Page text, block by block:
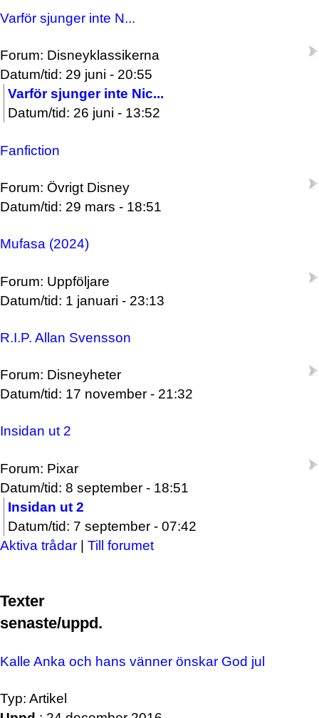
Varför sjunger inte N...
Forum: Disneyklassikerna
Datum/tid: 29 juni - 20:55
Varför sjunger inte Nic...
Datum/tid: 26 juni - 13:52
Fanfiction
Forum: Övrigt Disney
Datum/tid: 29 mars - 18:51
Mufasa (2024)
Forum: Uppföljare
Datum/tid: 1 januari - 23:13
R.I.P. Allan Svensson
Forum: Disneyheter
Datum/tid: 17 november - 21:32
Insidan ut 2
Forum: Pixar
Datum/tid: 8 september - 18:51
Insidan ut 2
Datum/tid: 7 september - 07:42
Aktiva trådar | Till forumet
Texter
senaste/uppd.
Kalle Anka och hans vänner önskar God jul
Typ: Artikel